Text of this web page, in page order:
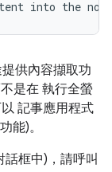
供內容擷取功
是在 執行全螢
記事應用程式
能)。
框中)，請呼叫